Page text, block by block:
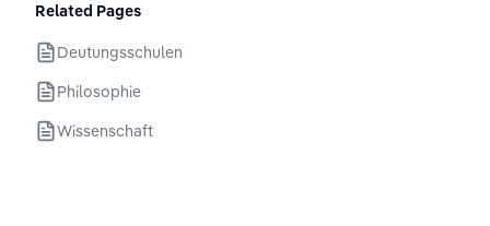
Related Pages
Deutungsschulen
Philosophie
Wissenschaft